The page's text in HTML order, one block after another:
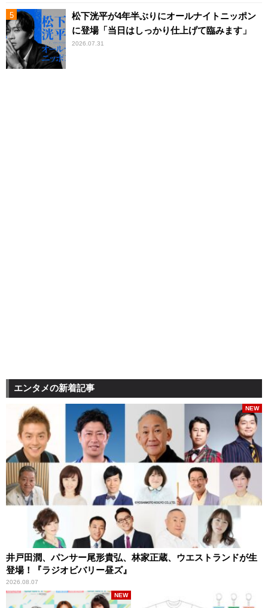
松下洸平が4年半ぶりにオールナイトニッポン
に登場「当日はしっかり仕上げて臨みます」
2026.07.31
エンタメの新着記事
井戸田潤、パンサー尾形貴弘、林家正蔵、ウエストランドが生
登場！『ラジオビバリー昼ズ』
2026.08.07
NEW
NEW